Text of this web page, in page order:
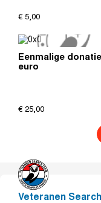
€ 5,00
Eenmalige
euro
€ 25,00
Veteranen